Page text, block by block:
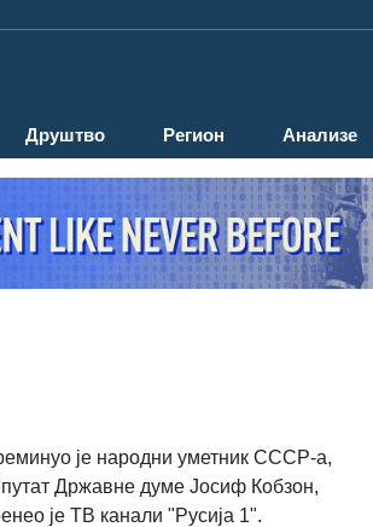
Друштво Регион Анализе
је народни уметник СССР-а,
Државне думе Јосиф Кобзон,
је ТВ канали "Русија 1".